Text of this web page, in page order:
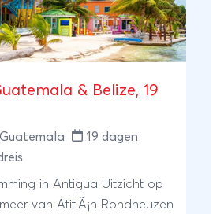
& Belize, 19
Guatemala
19 dagen
in Antigua Uitzicht op
van AtitlÃ¡n Rondneuzen